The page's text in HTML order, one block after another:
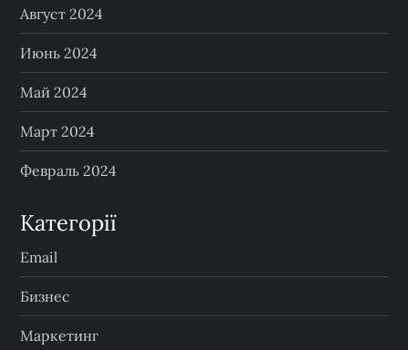
Август 2024
Июнь 2024
Май 2024
Март 2024
Февраль 2024
Категорії
Email
Бизнес
Маркетинг